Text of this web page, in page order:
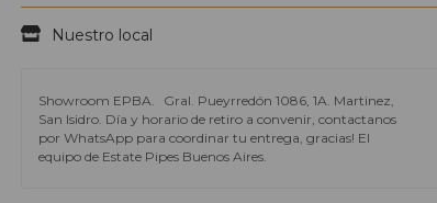
Nuestro local
Showroom EPBA.
Gral. Pueyrredón 1086, 1A. Martinez,
San Isidro. Día y horario de retiro a convenir, contactanos
por WhatsApp para coordinar tu entrega, gracias! El
equipo de Estate Pipes Buenos Aires.